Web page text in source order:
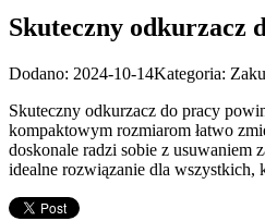
Skuteczny odkurzacz
Dodano: 2024-10-14Kategoria:
Skuteczny odkurzacz do pracy
kompaktowym rozmiarom łatwo
doskonale radzi sobie z usuwaniem
idealne rozwiązanie dla wszystkich,